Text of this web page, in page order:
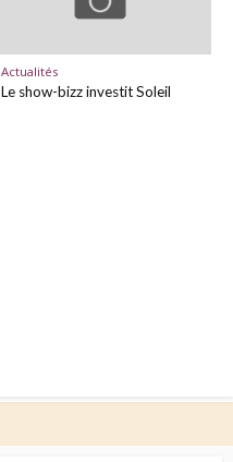
Actualités
Le show-bizz investit Soleil